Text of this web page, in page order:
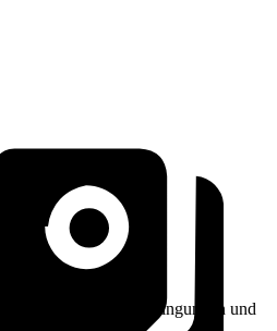
z. B. Rückgabebedingungen und